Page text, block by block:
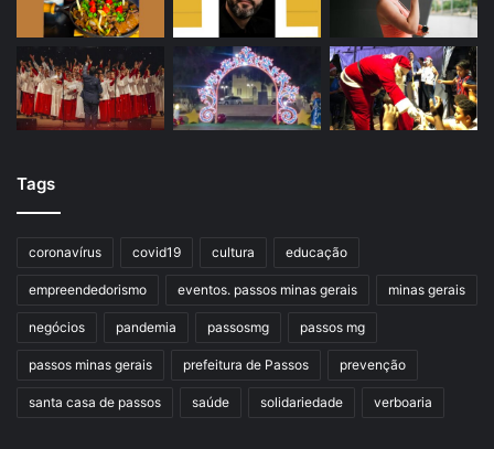
Tags
coronavírus covid19 cultura educação
empreendedorismo eventos. passos minas gerais minas gerais
negócios pandemia passosmg passos mg
passos minas gerais prefeitura de Passos prevenção
santa casa de passos saúde solidariedade verboaria